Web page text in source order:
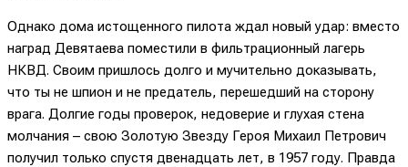
Однако дома истощенного пилота ждал новый удар: вместо
наград Девятаева поместили в фильтрационный лагерь
НКВД. Своим пришлось долго и мучительно доказывать,
что ты не шпион и не предатель, перешедший на сторону
врага. Долгие годы проверок, недоверие и глухая стена
молчания – свою Золотую Звезду Героя Михаил Петрович
получил только спустя двенадцать лет, в 1957 году. Правда